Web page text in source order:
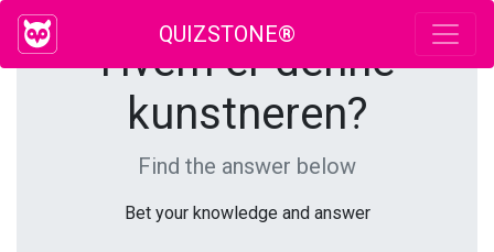
QUIZSTONE®
Hvem er denne
kunstneren?
Find the answer below
Bet your knowledge and answer